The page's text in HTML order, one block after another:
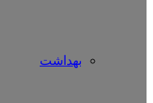
بهداشت